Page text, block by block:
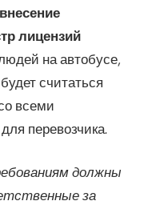
внесение
лицензий
на автобусе,
считаться
всеми
перевозчика.
должны
за